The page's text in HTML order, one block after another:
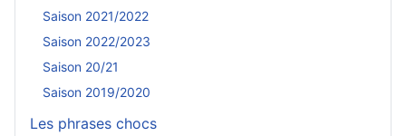
Saison 2021/2022
Saison 2022/2023
Saison 20/21
Saison 2019/2020
Les phrases chocs